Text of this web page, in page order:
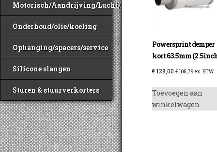
Motorisch/Aandrijving/Lucht/Benzine
Onderhoud/olie/koeling
Ophanging/spacers/service
Silicone slangen
Sturen & stuurverkorters
Powersprint demper
kort 63.5mm
€128,00 € 105,79 ex. BTW
Toevoegen aan
winkelwagen